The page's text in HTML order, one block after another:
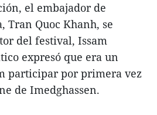
el embajador de
Tran Quoc Khanh, se
del festival, Issam
expresó que era un
participar por primera vez
de Imedghassen.